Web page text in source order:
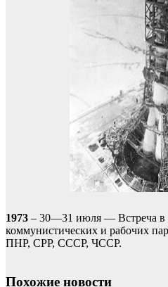
1973 – 30—31 июля — Встреча в
коммунистических и рабочих
ПНР, СРР, СССР, ЧССР.
Похожие новости